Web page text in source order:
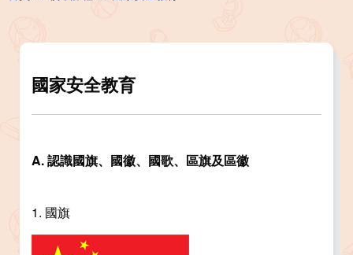
國家安全教育
A. 認識國旗、國徽、國歌、區旗及區徽
1. 國旗